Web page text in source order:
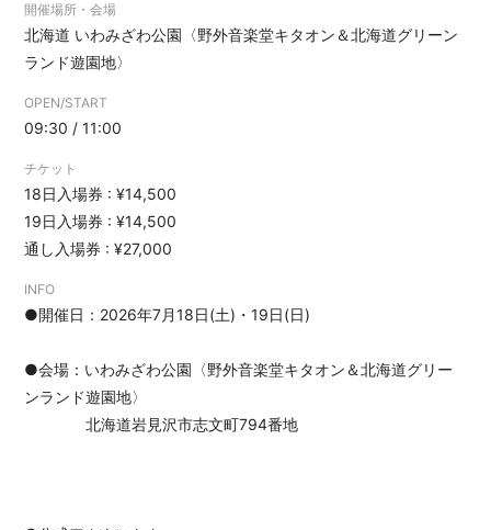
HOME
開催場所・会場
北海道 いわみざわ公園〈野外音楽堂キタオン＆北海道グリーン
ランド遊園地〉
OPEN/START
09:30 / 11:00
チケット
18日入場券 : ¥14,500
19日入場券 : ¥14,500
通し入場券 : ¥27,000
INFO
●開催日：2026年7月18日(土)・19日(日)
●会場：いわみざわ公園〈野外音楽堂キタオン＆北海道グリー
ンランド遊園地〉
北海道岩見沢市志文町794番地